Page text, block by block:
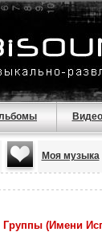
Моя музыка
(Имени